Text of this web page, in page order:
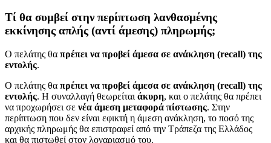
Τί θα συμβεί στην περίπτωση λανθασμένης
εκκίνησης απλής (αντί άμεσης) πληρωμής;
Ο πελάτης θα πρέπει να προβεί άμεσα σε ανάκληση (recall) της
εντολής.
Ο πελάτης θα πρέπει να προβεί άμεσα σε ανάκληση (recall) της
εντολής. Η συναλλαγή θεωρείται άκυρη, και ο πελάτης θα πρέπει
να προχωρήσει σε νέα άμεση μεταφορά πίστωσης. Στην
περίπτωση που δεν είναι εφικτή η άμεση ανάκληση, το ποσό της
αρχικής πληρωμής θα επιστραφεί από την Τράπεζα της Ελλάδος
και θα πιστωθεί στον λογαριασμό του.